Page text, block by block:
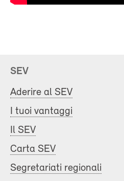
SEV
Aderire al SEV
I tuoi vantaggi
Il SEV
Carta SEV
Segretariati regionali